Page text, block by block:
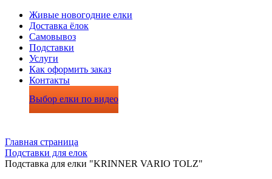
Живые новогодние елки
Доставка ёлок
Самовывоз
Подставки
Услуги
Как оформить заказ
Контакты
Выбор елки по видео
Главная страница
Подставки для елок
Подставка для елки "KRINNER VARIO TOLZ"